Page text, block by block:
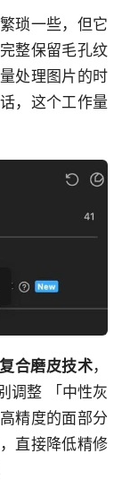
琐一些，但它
整保留毛孔纹
处理图片的时
，这个工作量
合磨皮技术，
调整 「中性灰
精度的面部分
直接降低精修